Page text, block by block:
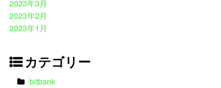
2023年3月
2023年2月
2023年1月
カテゴリー
bitbank